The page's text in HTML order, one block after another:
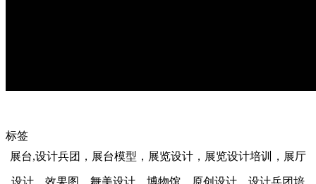
标签
展台,设计兵团，展台模型，展览设计，展览设计培训，展厅
设计，效果图，舞美设计，博物馆，原创设计，设计兵团培